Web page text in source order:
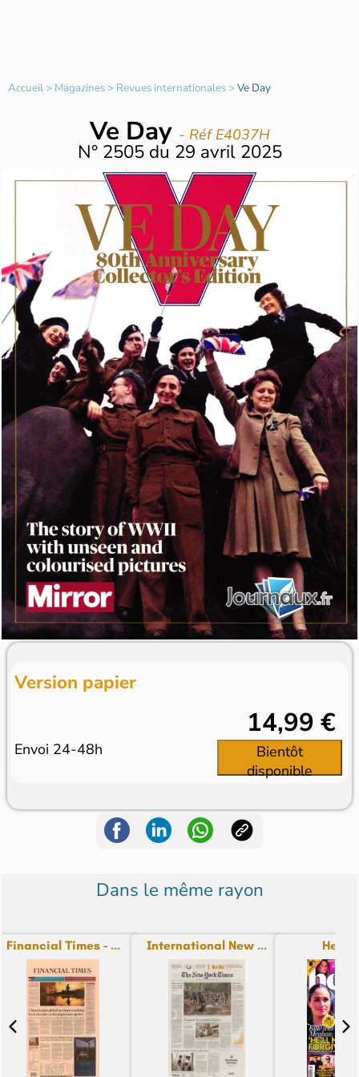
Accueil> Magazines> Revues internationales>Ve Day
Ve Day - Réf E4037H
N° 2505du 29 avril 2025
Version papier
Envoi 24-48h
14,99 €
Bientôt
disponible
Dans le même rayon
Financial Times - ... International New ... Heat